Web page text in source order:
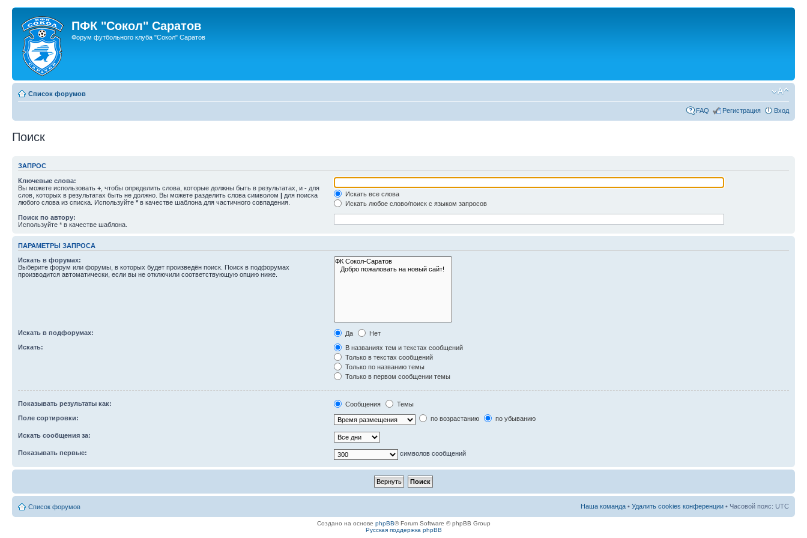
ПФК "Сокол" Саратов
Форум футбольного клуба "Сокол" Саратов
Список форумов
FAQ Регистрация Вход
Поиск
ЗАПРОС
Ключевые слова:
Вы можете использовать + , чтобы определить слова, которые должны быть в результатах, и - для
слов, которых в результатах быть не должно. Вы можете разделить слова символом | для поиска
любого слова из списка. Используйте * в качестве шаблона для частичного совпадения.
Искать все слова
Искать любое слово/поиск с языком запросов
Поиск по автору:
Используйте * в качестве шаблона.
ПАРАМЕТРЫ ЗАПРОСА
Искать в форумах:
Выберите форум или форумы, в которых будет произведён поиск. Поиск в подфорумах
производится автоматически, если вы не отключили соответствующую опцию ниже.
Искать в подфорумах: Да
Нет
Искать:
В названиях тем и текстах сообщений
Только в текстах сообщений
Только по названию темы
Только в первом сообщении темы
Показывать результаты как: Сообщения
Темы
Поле сортировки:
по возрастанию по убыванию
Искать сообщения за:
Показывать первые: символов сообщений
Список форумов Наша команда • Удалить cookies конференции • Часовой пояс: UTC
Создано на основе phpBB® Forum Software © phpBB Group
Русская поддержка phpBB